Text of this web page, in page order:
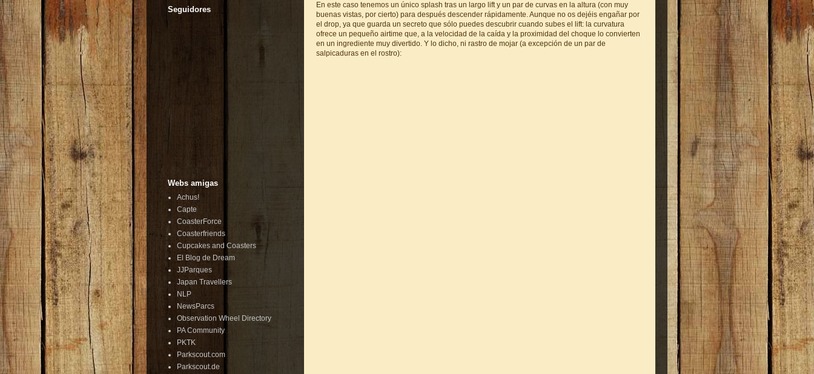
En este caso tenemos un único splash tras un largo lift y un par de curvas en la altura (con muy
buenas vistas, por cierto) para después descender rápidamente. Aunque no os dejéis engañar por
el drop, ya que guarda un secreto que sólo puedes descubrir cuando subes el lift: la curvatura
ofrece un pequeño airtime que, a la velocidad de la caída y la proximidad del choque lo convierten
en un ingrediente muy divertido. Y lo dicho, ni rastro de mojar (a excepción de un par de
salpicaduras en el rostro):
Seguidores
Webs amigas
Achus!
Capte
CoasterForce
Coasterfriends
Cupcakes and Coasters
El Blog de Dream
JJParques
Japan Travellers
NLP
NewsParcs
Observation Wheel Directory
PA Community
PKTK
Parkscout.com
Parkscout.de